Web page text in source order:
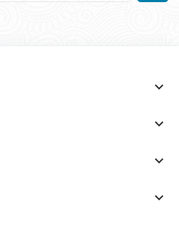



